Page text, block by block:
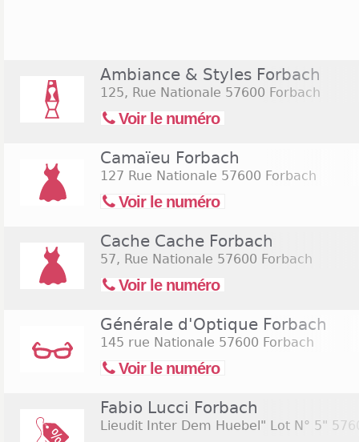
horaires classiques, soit de 10hà 19h. Les très
dimanches à Forbach sont des enseignes
boucherie ou encore bureau de tabac.
Ambiance & Styles Forbach
125, Rue Nationale 57600 Forbach
Voir le numéro
Camaïeu Forbach
127 Rue Nationale 57600 Forbach
Voir le numéro
Cache Cache Forbach
57, Rue Nationale 57600 Forbach
Voir le numéro
Générale d'Optique Forbach
145 rue Nationale 57600 Forbach
Voir le numéro
Fabio Lucci Forbach
Lieudit Inter Dem Huebel" Lot N° 5"